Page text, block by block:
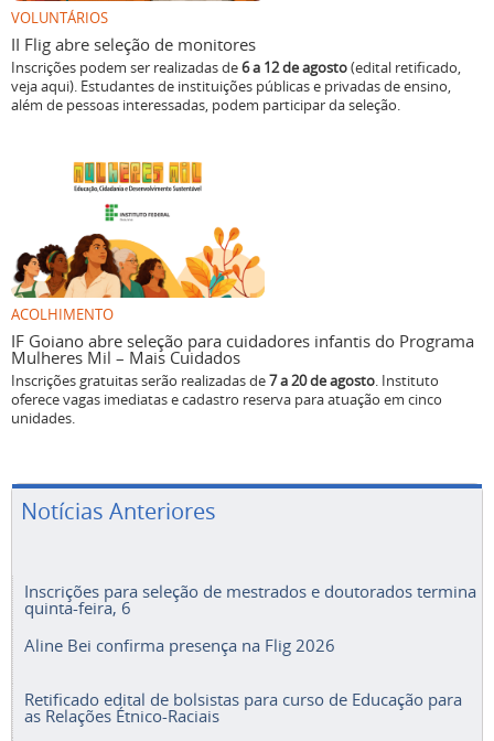
VOLUNTÁRIOS
II Flig abre seleção de monitores
Inscrições podem ser realizadas de6 a 12 de agosto(edital retificado,
veja aqui). Estudantes de instituições públicas e privadas de ensino,
além de pessoas interessadas, podem participar da seleção.
ACOLHIMENTO
IF Goiano abre seleção para cuidadores infantis do Programa
Mulheres Mil – Mais Cuidados
Inscrições gratuitas serão realizadas de7 a 20 de agosto. Instituto
oferece vagas imediatas e cadastro reserva para atuação em cinco
unidades.
Notícias Anteriores
Inscrições para seleção de mestrados e doutorados termina
quinta-feira, 6
Aline Bei confirma presença na Flig 2026
Retificado edital de bolsistas para curso de Educação para
as Relações Étnico-Raciais